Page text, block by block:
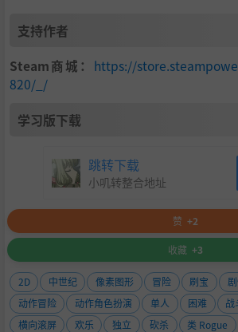
支持作者
Steam商城： https://
820/_/
学习版下载
跳转下载
小叽转整合地址
赞 +2
收藏 +3
2D 中世纪 像素图形 冒险 刷宝
动作冒险
动作角色扮演 单人 困难 战
横向滚屏
欢乐 独立 砍杀 类 Rogue